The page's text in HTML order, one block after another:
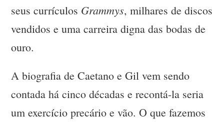
seus currículos Grammys, milhares de discos
vendidos e uma carreira digna das bodas de
ouro.
A biografia de Caetano e Gil vem sendo
contada há cinco décadas e recontá-la seria
um exercício precário e vão. O que fazemos